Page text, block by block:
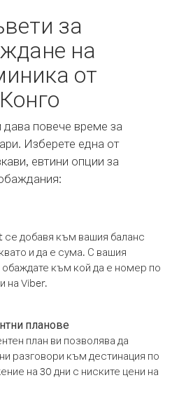
за
на
от
Конго
повече време за
Изберете една от
евтини опции за
се добавя към вашия баланс
и да е сума. С вашия
към кой да е номер по
на Viber.
планове
план ви позволява да
разговори към дестинация по
на 30 дни с ниските цени на